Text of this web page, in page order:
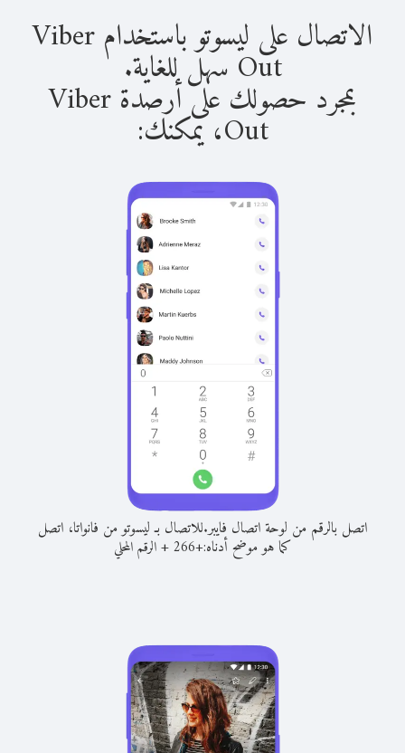
الاتصال على ليسوتو باستخدام Viber
Out سهل للغاية.
بمجرد حصولك على أرصدة Viber
Out، يمكنك:
اتصل بالرقم من لوحة اتصال فايبر.للاتصال بـ ليسوتو من فانواتا، اتصل
كما هو موضح أدناه:+
266
+الرقم المحلي